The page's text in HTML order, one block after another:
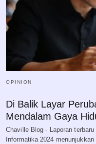
OPINION
Di Balik Layar
Mendalam Gaya
Chaville Blog - Laporan
Informatika 2024